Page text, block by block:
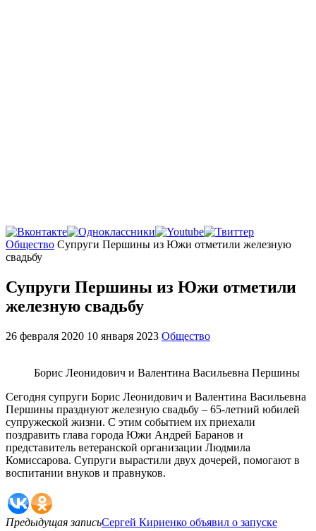
Главная
Общество Супруги Першины из Южи отметили железную
свадьбу
Супруги Першины из Южи отметили
железную свадьбу
26 февраля 2020 10 января 2023 Общество
Борис Леонидович и Валентина Васильевна Першины
Сегодня супруги Борис Леонидович и Валентина Васильевна
Першины празднуют железную свадьбу – 65-летний юбилей
супружеской жизни. С этим событием их приехали
поздравить глава города Южи Андрей Баранов и
представитель ветеранской организации Людмила
Комиссарова. Супруги вырастили двух дочерей, помогают в
воспитании внуков и правнуков.
Предыдущая записьСергей Кириенко объявил о запуске